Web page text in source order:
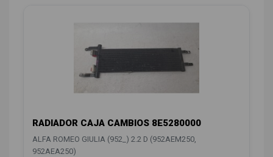
RADIADOR CAJA CAMBIOS 8E5280000
ALFA ROMEO GIULIA (952_) 2.2 D (952AEM250,
952AEA250)